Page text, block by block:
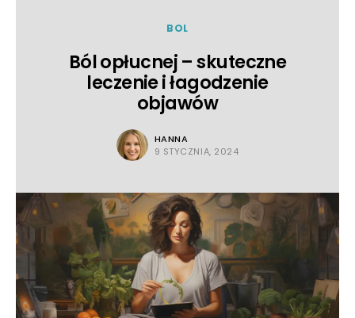
BOL
Ból opłucnej – skuteczne
leczenie i łagodzenie
objawów
HANNA
9 STYCZNIA, 2024